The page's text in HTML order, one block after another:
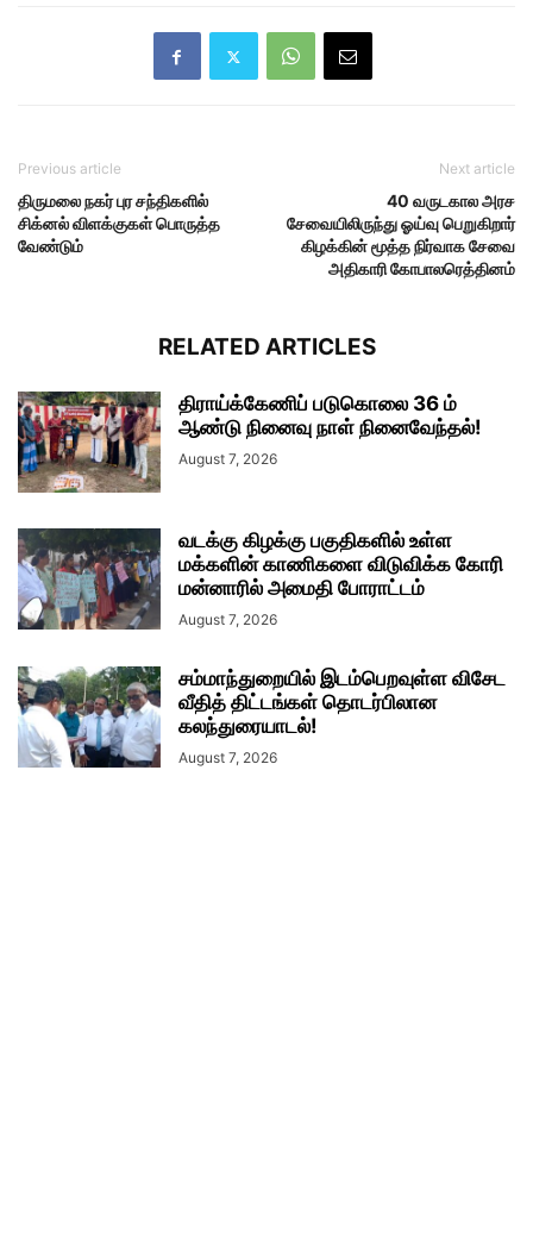
Previous article
திருமலை நகர் புர சந்திகளில்
சிக்னல் விளக்குகள் பொருத்த
வேண்டும்
Next article
40 வருடகால அரச
சேவையிலிருந்து ஓய்வு பெறுகிறார்
கிழக்கின் மூத்த நிர்வாக சேவை
அதிகாரி கோபாலரெத்தினம்
RELATED ARTICLES
திராய்க்கேணிப் படுகொலை 36 ம்
ஆண்டு நினைவு நாள் நினைவேந்தல்!
August 7, 2026
வடக்கு கிழக்கு பகுதிகளில் உள்ள
மக்களின் காணிகளை விடுவிக்க கோரி
மன்னாரில் அமைதி போராட்டம்
August 7, 2026
சம்மாந்துறையில் இடம்பெறவுள்ள விசேட
வீதித் திட்டங்கள் தொடர்பிலான
கலந்துரையாடல்!
August 7, 2026